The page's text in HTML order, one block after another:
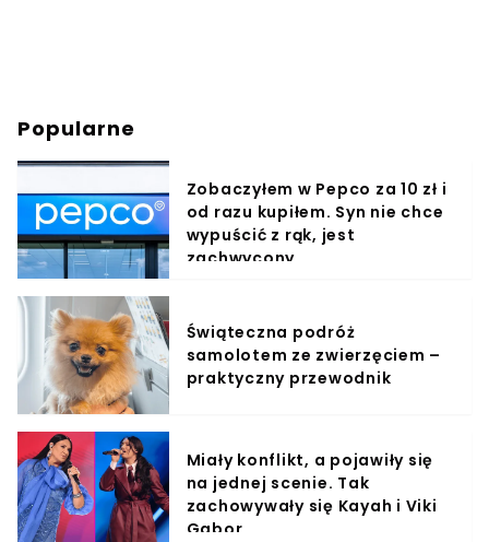
Popularne
Zobaczyłem w Pepco za 10 zł i
od razu kupiłem. Syn nie chce
wypuścić z rąk, jest
zachwycony
Świąteczna podróż
samolotem ze zwierzęciem –
praktyczny przewodnik
Miały konflikt, a pojawiły się
na jednej scenie. Tak
zachowywały się Kayah i Viki
Gabor